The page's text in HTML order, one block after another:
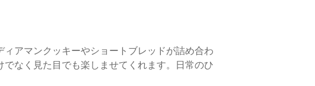
アマンクッキーやショートブレッドが詰め合わ
なく見た目でも楽しませてくれます。日常のひ